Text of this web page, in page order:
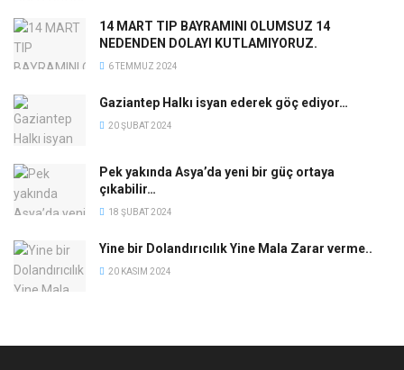
14 MART TIP BAYRAMINI OLUMSUZ 14
NEDENDEN DOLAYI KUTLAMIYORUZ.
6 TEMMUZ 2024
Gaziantep Halkı isyan ederek göç ediyor…
20 ŞUBAT 2024
Pek yakında Asya’da yeni bir güç ortaya
çıkabilir…
18 ŞUBAT 2024
Yine bir Dolandırıcılık Yine Mala Zarar verme..
20 KASIM 2024